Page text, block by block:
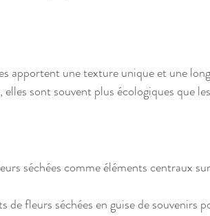
apportent une texture unique et une
sont souvent plus écologiques que
séchées comme éléments centraux
fleurs séchées en guise de souvenirs